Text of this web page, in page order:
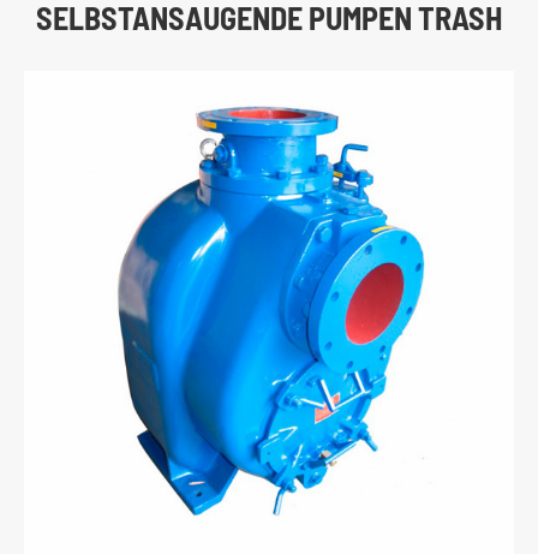
SELBSTANSAUGENDE PUMPEN TRASH